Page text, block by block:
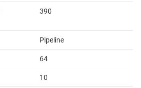
390
Pipeline
64
10